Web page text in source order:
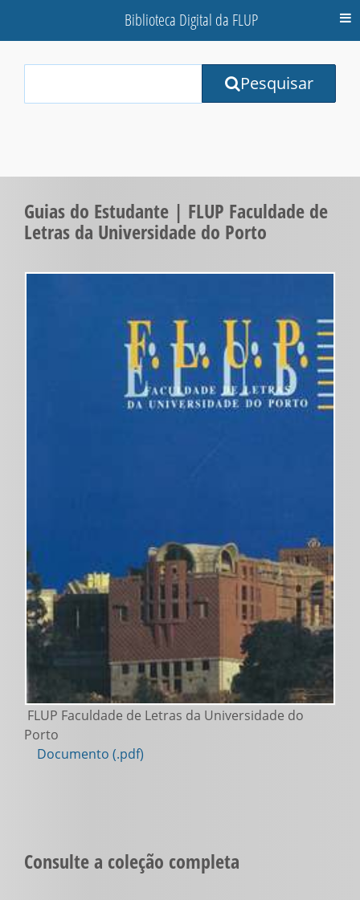
Biblioteca Digital da FLUP
Terms:
Pesquisar
Guias do Estudante | FLUP Faculdade de
Letras da Universidade do Porto
FLUP Faculdade de Letras da Universidade do
Porto
Documento (.pdf)
Consulte a coleção completa